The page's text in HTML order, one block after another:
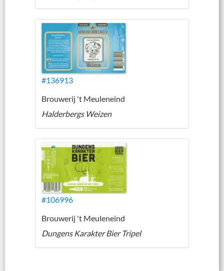
#136913
Brouwerij 't Meuleneind
Halderbergs Weizen
#106996
Brouwerij 't Meuleneind
Dungens Karakter Bier Tripel